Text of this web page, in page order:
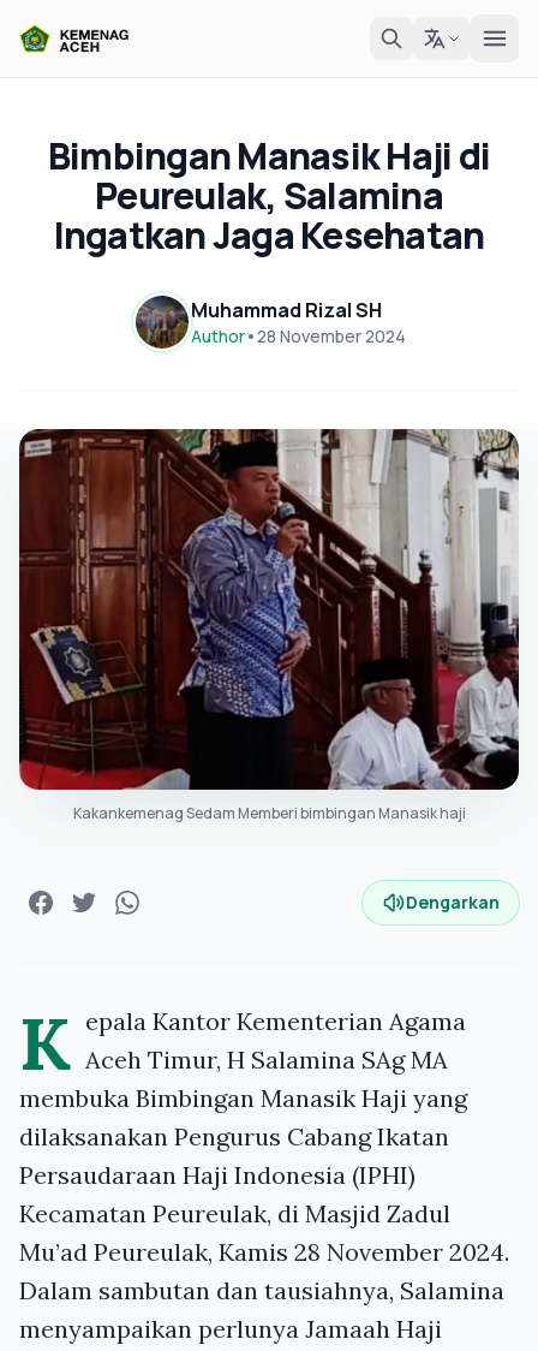
Bimbingan Manasik Haji di
Peureulak, Salamina
Ingatkan Jaga Kesehatan
Muhammad Rizal SH
Author•28 November 2024
Kakankemenag Sedam Memberi bimbingan Manasik haji
Dengarkan
K epala Kantor Kementerian Agama
Aceh Timur, H Salamina SAg MA
membuka Bimbingan Manasik Haji yang
dilaksanakan Pengurus Cabang Ikatan
Persaudaraan Haji Indonesia (IPHI)
Kecamatan Peureulak, di Masjid Zadul
Mu’ad Peureulak, Kamis 28 November 2024.
Dalam sambutan dan tausiahnya, Salamina
menyampaikan perlunya Jamaah Haji